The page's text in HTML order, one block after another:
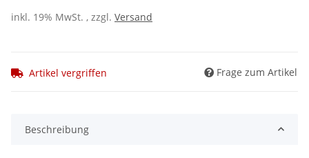
inkl. 19% MwSt. , zzgl. Versand
Artikel vergriffen Frage zum Artikel
Beschreibung